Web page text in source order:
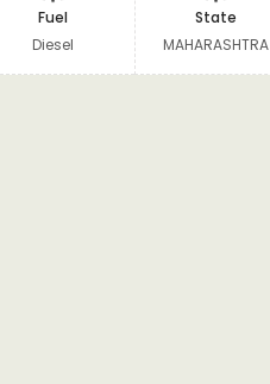
Fuel
Diesel
State
MAHARASHTRA